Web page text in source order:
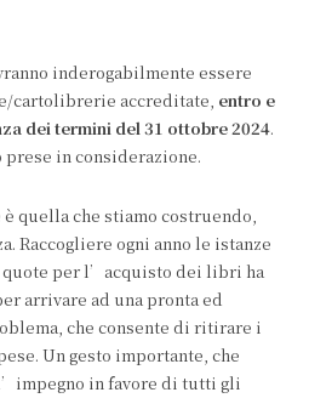
inderogabilmente essere
cartolibrerie accreditate, entro e
dei termini del 31 ottobre 2024.
in considerazione.
quella che stiamo costruendo,
Raccogliere ogni anno le istanze
per l’acquisto dei libri ha
arrivare ad una pronta ed
che consente di ritirare i
Un gesto importante, che
in favore di tutti gli